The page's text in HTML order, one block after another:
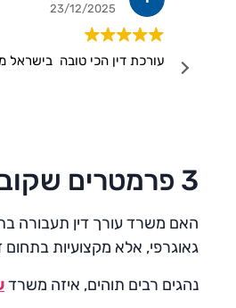
23/12/2025
‏עורכת דין הכי טובה ‏ ‏בישראל
3 פרמטרים שקובעים את איכותו של עורך הדין לתעבורה
האם משרד עורך דין תעבורה
גאוגרפי, אלא מקצועיות בתחום
נהגים רבים תוהים, איזה משרד